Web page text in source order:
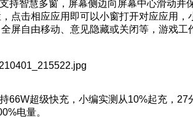
持智慧多窗，屏幕侧边向屏幕中心滑动并
点击相应应用即可以小窗打开对应应用，
屏自由移动、意见隐藏或关闭等，游戏工
66W超级快充，小编实测从10%起充，27
电量。